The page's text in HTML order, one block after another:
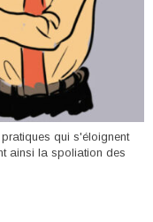
qui s'éloignent
ainsi la spoliation des